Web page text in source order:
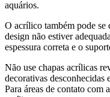
aquários.
O acrílico também pode se
design não estiver
espessura correta e o
Não use chapas acrílicas
decorativas desconhecidas
Para áreas de contato com